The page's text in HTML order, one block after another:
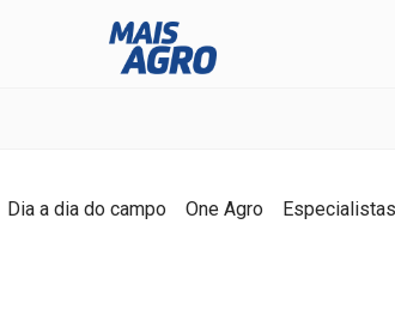
Dia a dia do campo One Agro Especialistas